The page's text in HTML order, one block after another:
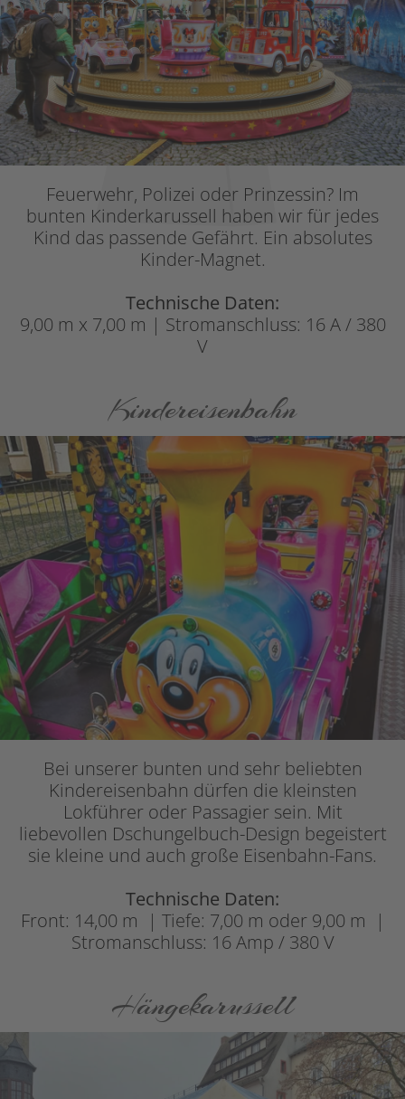
Feuerwehr, Polizei oder Prinzessin? Im
bunten Kinderkarussell haben wir für jedes
Kind das passende Gefährt. Ein absolutes
Kinder-Magnet.
Technische Daten:
9,00 m x 7,00 m | Stromanschluss: 16 A / 380
V
Kindereisenbahn
Bei unserer bunten und sehr beliebten
Kindereisenbahn dürfen die kleinsten
Lokführer oder Passagier sein. Mit
liebevollen Dschungelbuch-Design begeistert
sie kleine und auch große Eisenbahn-Fans.
Technische Daten:
Front: 14,00 m | Tiefe: 7,00 m oder 9,00 m |
Stromanschluss: 16 Amp / 380 V
Hängekarussell